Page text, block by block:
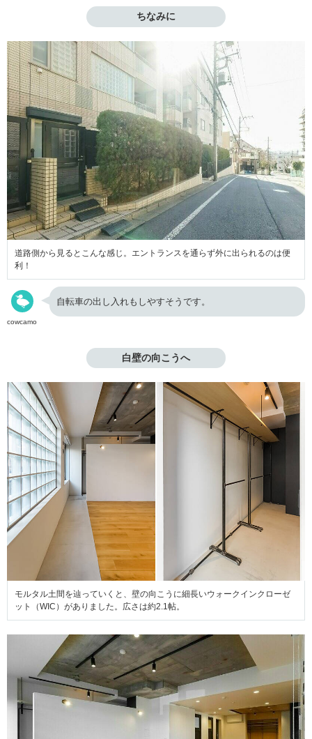
ちなみに
道路側から見るとこんな感じ。エントランスを通らず外に出られるのは便
利！
cowcamo
自転車の出し入れもしやすそうです。
白壁の向こうへ
モルタル土間を辿っていくと、壁の向こうに細長いウォークインクローゼ
ット（WIC）がありました。広さは約2.1帖。